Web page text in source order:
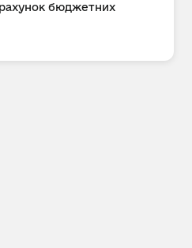
бюджетних